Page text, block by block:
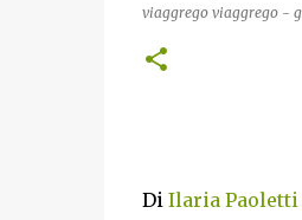
viaggrego viaggrego -
Di Ilaria Paoletti